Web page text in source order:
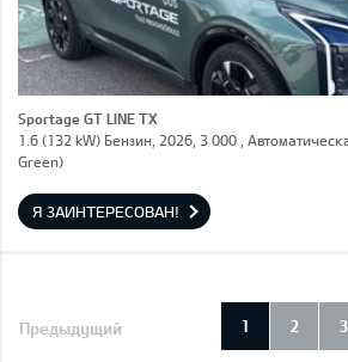
Sportage GT LINE TX
1.6 (132 kW) Бензин, 2026, 3 000 ,
Green)
Я ЗАИНТЕРЕСОВАН!
Предыдущий 1 2 3